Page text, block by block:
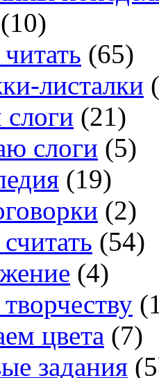
(10)
(65)
листалки
(21)
слоги (5)
(19)
(2)
(54)
(4)
цвета (7)
задания